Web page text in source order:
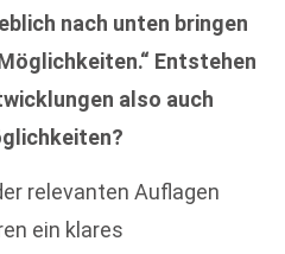
nach unten bringen
Entstehen
also auch
relevanten Auflagen
ein klares